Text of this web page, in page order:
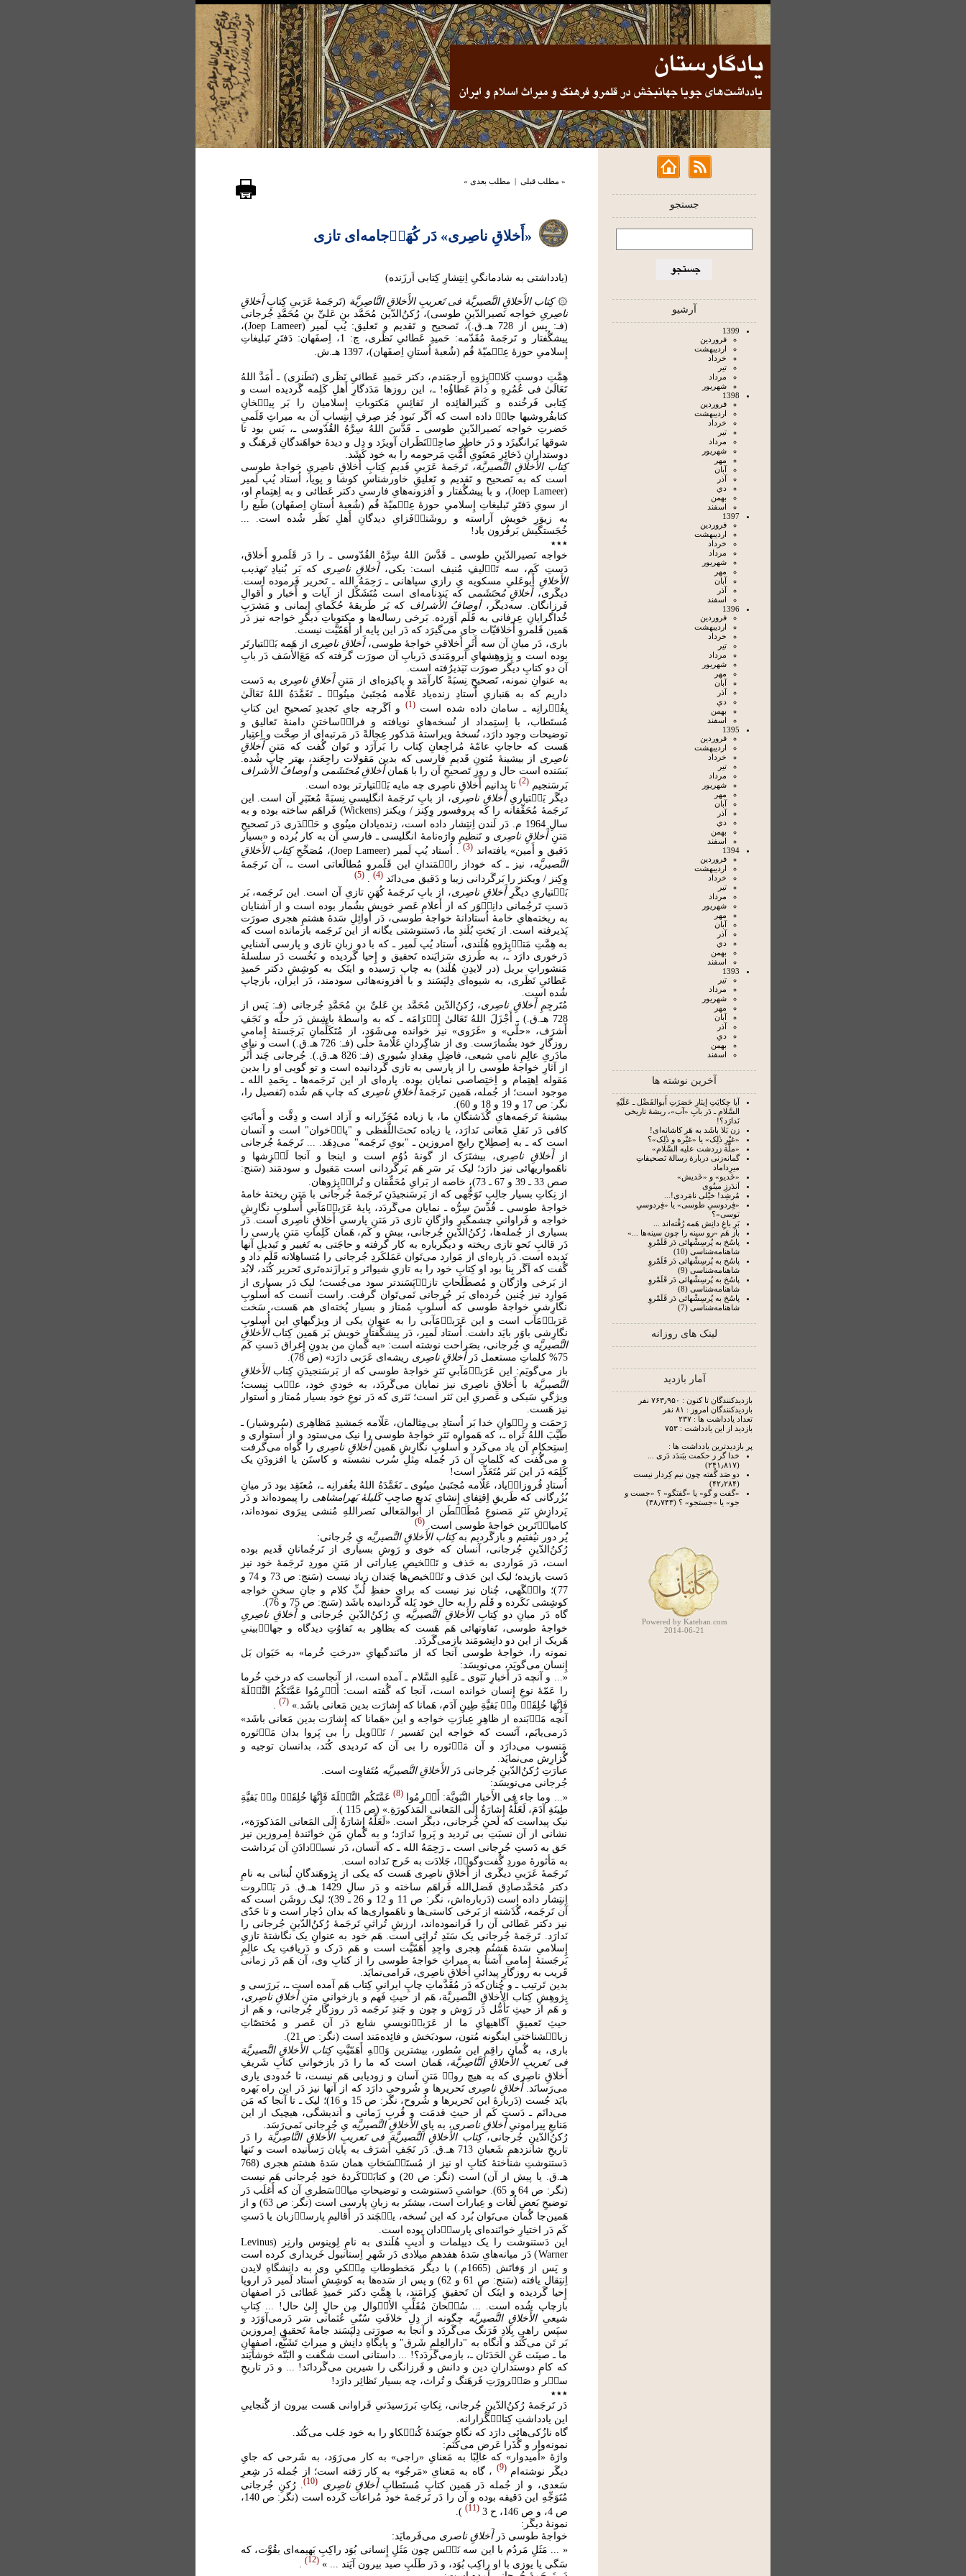
جستجو
آرشیو
1399
فروردين
ارديبهشت
خرداد
تير
مرداد
شهريور
1398
فروردين
ارديبهشت
خرداد
تير
مرداد
شهريور
مهر
آبان
آذر
دي
بهمن
اسفند
1397
فروردين
ارديبهشت
خرداد
مرداد
شهريور
مهر
آبان
آذر
اسفند
1396
فروردين
ارديبهشت
خرداد
تير
مرداد
شهريور
مهر
آبان
آذر
دي
بهمن
اسفند
1395
فروردين
ارديبهشت
خرداد
تير
مرداد
شهريور
مهر
آبان
آذر
دي
بهمن
اسفند
1394
فروردين
ارديبهشت
خرداد
تير
مرداد
شهريور
مهر
آبان
آذر
دي
بهمن
اسفند
1393
تير
مرداد
شهريور
مهر
آبان
آذر
دي
بهمن
اسفند
آخرین نوشته ها
آیا حِکایَتِ إیثارِ حَضرَتِ أَبوالفَضْل ـ عَلَیْهِ
السَّلام ـ دَر بابِ «آب»، ریشۀ تاریخی
نَدارَد؟!
زن بَلا باشَد به هَر کاشانه‌ای!
«غیْرِ ذٰلِک» یا «غیْره و ذٰلِک»؟
«ملَّة زردشت علیه السَّلام»
گمانه‌زنی دربارۀ رسالۀ تَصحیفاتِ
میرِداماد
«خَدیو» و «خَدیش»
اَندَرزِ مینُوی
مُرشِد! خیْلی نامَردی!...
«فِردوسیِ طوسی» یا «فِردوسیِ
توسی»؟
بَرِ باغِ دانِش هَمه رُفْته‌‏اند ...
باز هَم «رو سینه را چون سینه‌ها ...»
پاسُخ به پُرسِشْهائی دَر قَلَمْروِ
شاهنامه‌شناسی (10)
پاسُخ به پُرسِشْهائی دَر قَلَمْروِ
شاهنامه‌شناسی (9)
پاسُخ به پُرسِشْهائی دَر قَلَمْروِ
شاهنامه‌شناسی (8)
پاسُخ به پُرسِشْهائی دَر قَلَمْروِ
شاهنامه‌شناسی (7)
لینک های روزانه
آمار بازدید
بازدیدکنندگان تا کنون : ۷۶۳٫۹۵۰ نفر
بازدیدکنندگان امروز : ۸۱ نفر
تعداد یادداشت ها : ۲۳۷
بازدید از این یادداشت : ۷۵۳
پر بازدیدترین یادداشت ها :
خدا گر ز حکمت ببَندَد دَری ...
(۲۴۱٫۸۱۷)
دو صَد گُفته چون نیم کِردار نیست
(۴۲٫۲۸۴)
«گفت و گو» یا «گفتگو» ؟ «جست و
جو» یا «جستجو» ؟ (۳۸٫۷۴۳)
Powered by Kateban.com
2014-06-21
« مطلب قبلی | مطلب بعدی »
«أَخلاقِ ناصِری» دَر کُهَن۟‌جامه‌ای تازی
(یادداشتی به شادمانگیِ اِنتِشارِ کِتابی اَرزَنده)
۞کِتاب الأَخلاقِ النَّصیریَّة فی تَعریبِ الأَخلاقِ النَّاصِریَّة (تَرجَمۀ عَرَبیِ کِتابِأَخلاقِ
ناصِریِ خواجه نَصیرالدّینِ طوسی)، رُکنُ‌الدّین مُحَمَّد بنِ عَلیِّ بنِ مُحَمَّدِ جُرجانی
(فـ: پس از 728 هـ.ق.)، تَصحیح و تَقدیم و تَعلیق: یُپ لَمیر (Joep Lameer)،
پیشگُفتار و تَرجَمۀ مُقَدّمه: حَمیدِ عَطائیِ نَظَری، چ: 1، اِصفَهان: دَفتَرِ تَبلیغاتِ
إِسلامیِ حوزۀ عِل۟میّۀ قُم (شُعبۀ اُستانِ اِصفَهان)، 1397 هـ.ش.
هِمَّتِ دوستِ کَلام۟‌پِژوهِ اَرجمَندم، دکتر حَمیدِ عَطائیِ نَظَری (نَطَنزی) ـ أَمَدَّ اللهُ
تَعَالَیٰ فی عُمُرِهِ و دامَ عَطاؤُه! ـ، این روزها مَدَدگارِ أَهلِ کَلِمه گَردیده است و
کِتابی فَرخُنده و کَثیرالفائِده از نَفائِسِ مَکتوباتِ إِسلامیان را بَر پیش۟خانِ
کتابفُروشیها جای۟ داده است که اَگَر نَبود جُز صِرفِ اِنتِسابِ آن به میراثِ قَلَمیِ
حَضرتِ خواجه نَصیرالدّینِ طوسی ـ قَدَّسَ اللهُ سِرَّهُ القُدّوسی ـ، بَس بود تا
شوقها بَرانگیزَد و دَر خاطِرِ صاحِب۟نَظَران آویزَد و دِل و دیدۀ خواهَندگانِ فَرهَنگ و
دوستدارانِ ذَخائِرِ مَعنَویِ أُمَّتِ مَرحومه را به خود کَشَد.
کِتاب الأَخلاقِ النَّصیریَّة، تَرجَمۀ عَرَبیِ قَدیمِ کِتابِ أَخلاقِ ناصِریِ خواجۀ طوسی
است که به تَصحیح و تَقدیم و تَعلیقِ خاورشناسِ کوشا و پویا، اُستاد یُپ لَمیر
(Joep Lameer)، و با پیشگُفتار و اَفزونه‌هایِ فارسیِ دکتر عَطائی و به اِهتِمامِ او،
از سویِ دَفتَرِ تَبلیغاتِ إِسلامیِ حوزۀ عِل۟میّۀ قُم (شُعبۀ اُستانِ اِصفَهان) طَبع را
به زیوَرِ خویش آراسته و روشَنیٖ‌فَزایِ دیدگانِ أَهلِ نَظَر شُده است. ...
خُجَستگیش بَرفُزون باد!
٭٭٭
خواجه نَصیرالدّینِ طوسی ـ قَدَّسَ اللهُ سِرَّهُ القُدّوسی ـ را دَر قَلَمروِ أَخلاق،
دَستِ کَم، سه تَأ۟لیفِ مُنیف است: یکی،أَخلاقِ ناصِری که بَر بُنیادِتَهذیب
الأَخلاقِ أَبوعَلیِ مسکویه یِ رازیِ سپاهانی ـ رَحِمَهُ الله ـ تَحریر فَرموده است.
دیگَری،أَخلاقِ مُحتَشَمی که پَندنامه‌ای است مُتَشَکِّل از آیات و أَخبار و أَقوالِ
فَرزانگان. سه‌دیگَر،أوصافُ الأَشراف که بَر طَریقۀ حُکَمایِ إیمانی و مَشرَبِ
خُداگرایانِ عِرفانی به قَلَم آوَرده. بَرخی رساله‌ها و مکتوباتِ دیگرِ خواجه نیز دَر
هَمین قَلمروِ أَخلاقیّات جای می‌گیرَد که دَر این پایه از أَهَمّیَّت نیست.
باری، دَر میانِ آن سه أَثَرِ أَخلاقیِ خواجۀ طوسی، أَخلاقِ ناصِری از هَمه بَخ۟تیارتَر
بوده است و پِژوهِشهایِ آبرومَندی دَربابِ آن صورَت گرفته که مَعَ‌الأَسَف دَر بابِ
آن دو کتابِ دیگر صورَت نَپَذیرُفته است.
به عنوانِ نمونه، تَصحیحِ نِسبَةً کارآمَد و پاکیزه‌ای از مَتنِأَخلاقِ ناصِری به دَست
داریم که به هَنبازیِ اُستادِ زنده‌یاد عَلّامه مُجتَبیٰ مینُویٖ ـ تَغَمَّدَهُ اللهُ تَعَالَیٰ
بِغُف۟رانِه ـ سامان داده شده است 1
و اَگَرچه جایِ تَجدیدِ تَصحیحِ این کتابِ
مُستَطاب، با اِستِمداد از نُسخه‌هایِ نویافته و فراخ۟‌ساختنِ دامنۀ تَعالیق و
توضیحات وجود دارَد، نُسخۀ ویراستۀ مَذکور عِجالةً دَر مَرتبه‌ای از صِحَّت و اِعتِبار
هَست که حاجاتِ عامّۀ مُراجِعانِ کِتاب را بَرآرَد و تَوان گُفت که مَتنِ أَخلاقِ
ناصِری از بیشینۀ مُتونِ قَدیمِ فارسی که بدین مَقولات راجِعَند، بهتر چاپ شُده.
بَسَنده است حال و روزِ تَصحیحِ آن را با هَمانأَخلاقِ مُحتَشَمی وأوصافُ الأَشراف
بَرسَنجیم 2 تا بدانیم أَخلاقِ ناصِری چه مایه بَخ۟تیارتر بوده است.
دیگَر بَخ۟تیاریِأَخلاقِ ناصِری، از بابِ تَرجَمۀ انگلیسیِ نِسبَةً مُعتَبَرِ آن است. این
تَرجَمۀ مُحَقِّقانه را که پروفسور وِکِنز / ویکنز (Wickens) فَراهَم ساخته بوده و به
سالِ 1964 م. دَر لَندن اِنتِشار داده است، زنده‌یادان مینُوی و حَی۟دَری دَر تَصحیحِ
مَتنِأَخلاقِ ناصِری و تَنظیمِ واژه‌نامۀ انگلیسی ـ فارسیِ آن به کار بُرده و «بسیار
دَقیق و أَمین» یافته‌اند 3 . اُستاد یُپ لَمیر (Joep Lameer)، مُصَحِّحِ
کِتاب الأَخلاقِ
النَّصیریَّه، نیز ـ که خوداز رای۟مَندانِ این قَلَمروِ مُطالَعاتی است ـ، آن تَرجَمۀ
وِکِنز / ویکنز را بَرگَردانی زیبا و دَقیق می‌دانَد 4
.
5
بَخ۟تیاریِ دیگَرِأَخلاقِ ناصِری، از بابِ تَرجَمۀ کُهَنِ تازیِ آن است. این تَرجَمه، بَر
دَستِ تَرجُمانی دانِش۟وَر که از أَعلامِ عَصرِ خویش بشُمار بوده است و از آشنایان
به ریخته‌هایِ خامۀ اُستادانۀ خواجۀ طوسی، دَر أَوائِلِ سَدۀ هشتمِ هجری صورَت
پَذیرفته است. از بَختِ بُلَندِ ما، دَستنوشتی یگانه از این تَرجَمه بازمانده است که
به هِمَّتِ مَتن۟‌پِژوهِ هُلَندی، اُستاد یُپ لَمیر ـ که با دو زبانِ تازی و پارسی آشناییِ
دَرخوری دارَد ـ، به طَرزی سَزایَنده تَحقیق و إِحیا گَردیده و نَخُست دَر سلسلۀ
مَنشوراتِ بریل (در لایدِنِ هُلَند) به چاپ رَسیده و اینَک به کوشِشِ دکتر حَمیدِ
عَطائیِ نَظَری، به شیوه‌ای دِلپَسَند و با اَفزونه‌هائی سودمند، دَر ایران، بازچاپ
شُده است.
مُتَرجِمِأَخلاقِ ناصِری، رُکنُ‌الدّین مُحَمَّد بنِ عَلیِّ بنِ مُحَمَّدِ جُرجانی (فـ: پَس از
728 هـ.ق.) ـ أَجْزَلَ اللهُ تَعَالىٰ إِك۟رَامَه ـ که به واسطۀ باشِش دَر حلّه و نَجَفِ
أَشرَف، «حلّی» و «غَرَوی» نیز خوانده می‌شَوَد، از مُتَکَلِّمانِ بَرجَستۀ إِمامیِ
روزگارِ خود بشُمارَست. وی از شاگِردانِ عَلّامۀ حلّی (فـ: 726 هـ.ق.) است و نیایِ
مادَریِ عالِمِ نامیِ شیعی، فاضِلِ مِقدادِ سُیوری (فـ: 826 هـ.ق.). جُرجانی چَند أَثَر
از آثارِ خواجۀ طوسی را از پارسی به تازی گَردانیده است و تو گویی او را بدین
مَقوله اِهتِمام و اِختِصاصی نمایان بوده. پاره‌ای از این تَرجَمه‌ها ـ بِحَمدِ الله ـ
موجود است؛ از جُمله، هَمین تَرجَمۀأَخلاقِ ناصِری که چاپ هَم شُده (تَفصیل را،
نگر: ص 17 و 19 و 18 و 60).
بیشینۀ تَرجَمه‌هایِ گُذَشتگانِ ما، یا زیاده مُحَرِّرانه و آزاد است و دِقَّت و أَمانَتِ
کافی دَر نَقلِ مَعانی نَدارَد، یا زیاده تَحتَ‌اللَّفظی و "پای۟‌خوان" است و آنسان
است که ـ به اِصطِلاحِ رایجِ امروزین ـ "بویِ تَرجَمه" می‌دِهَد. ... تَرجَمۀ جُرجانی
ازأَخلاقِ ناصِری، بیشتَرَک از گونۀ دُوُم است و اینجا و آنجا لَغ۟زِشها و
ناهَمواریهائی نیز دارَد؛ لیک بَر سَرِ هَم بَرگَردانی است مَقبول و سودمَند (سَنج:
صص 33 ـ 39 و 67 ـ 73)، خاصه از بَرایِ مُحَقِّقان و تُراث۟‌پِژوهان.
از نِکاتِ بسیار جالِبِ تَوَجُّهی که از بَرسَنجیدَنِ تَرجَمۀ جُرجانی با مَتنِ ریختۀ خامۀ
خواجۀ طوسی ـ قُدِّسَ سِرُّه ـ نمایان می‌گَردَد، پایۀ عَرَبیٖ‌مَآبیِ أُسلوبِ نگارِشِ
خواجه و فَراوانیِ چشمگیرِ واژگانِ تازی دَر مَتنِ پارسیِ أَخلاقِ ناصِری است. دَر
بسیاری از جُمله‌ها، رُکنُ‌الدّینِ جُرجانی، بیش و کَم، هَمان کَلِماتِ مَتنِ پارسی را
دَر قالبِ نَحوِ تازی ریخته و دیگرباره به کار گرفته و حاجَتی به تَغییر و تَبدیلِ آنها
نَدیده است. دَر پاره‌ای از مَوارد می‌تَوان عَمَلکَردِ جُرجانی را مُتساهِلانه قَلَم داد و
گُفت که اَگَر بِنا بود او کِتابِ خود را به تازیِ شیواتَر و بَرازَنده‌تَری تَحریر کُنَد، لابُد
از بَرخی واژگان و مُصطَلَحاتِ تازیٖ‌پَسَندتر سود می‌جُست؛ لیک دَر بسیاری از
مَوارِد نیز چُنین خُرده‌ای بَر جُرجانی نَمی‌تَوان گرفت. راست آنست که أُسلوبِ
نگارِشیِ خواجۀ طوسی که أُسلوبِ مُمتاز و بسیار پُخته‌ای هم هَست، سَخت
عَرَبیٖ‌مَآب است و این عَرَبیٖ‌مَآبی را به عنوانِ یکی از ویژگیهایِ این أُسلوبِ
نگارِشی باوَر بایَد داشت. اُستاد لَمیر، دَر پیشگُفتارِ خویش بَر هَمین کِتابالأَخلاقِ
النَّصیریَّه یِ جُرجانی، بصَراحت نوشته است: «به گمانِ من بدونِ إِغراق دَستِ کَم
75% کلماتِ مستعمل دَر
أَخلاقِ ناصِری ریشه‌ای عَرَبی دارَد» (ص 78).
باز می‌گویَم: این عَرَبیٖ‌مَآبیِ نَثرِ خواجۀ طوسی که از بَرسَنجیدَنِ کِتابالأَخلاقِ
النَّصیریَّة با أَخلاقِ ناصِری نیز نمایان می‌گَردَد، به خودیِ خود، عی۟ب نیست؛
ویژگیِ سَبکی و عَصریِ این نَثر است؛ نَثری که دَر نوعِ خود بسیار مُمتاز و اُستوار
نیز هَست.
رَحمَت و رِض۟وانِ خدا بَر اُستادِ بی‌مِثالمان، عَلّامه جَمشیدِ مَظاهِری (سُروشیار) ـ
طَیَّبَ اللهُ ثَراه ـ، که هَمواره نَثرِ خواجۀ طوسی را نیک می‌ستود و از اُستواری و
اِستِحکامِ آن یاد می‌کَرد و أُسلوبِ نگارِشِ هَمین أَخلاقِ ناصِری را گُواه می‌گرفت
و می‌گُفت که کَلماتِ آن دَر جُمله مِثلِ سُرب نشسته و کاستَن یا افزودَنِ یک
کَلِمَه دَر این نَثر مُتَعَذِّر است!
اُستادِ فُروزان۟‌یاد، عَلّامه مُجتَبیٰ مینُوی ـ تَغَمَّدَهُ اللهُ بغُفرانِه ـ، مُعتَقِد بود دَر میانِ
بُزُرگانی که طَریقِ اِقتِفایِ إِنشایِ بَدیعِ صاحِبِکَلیلۀ بَهرامشاهی را پیموده‌اند و دَر
پَردازِشِ نَثرِ مَصنوعِ مُطَن۟طَن از أَبوالمَعالی نَصراللهِ مُنشی پیرَوی نموده‌اند،
کامیاب۟‌تَرین خواجۀ طوسی است. 6
پُر دور نیُفتیم و بازگَردیم بهکِتاب الأَخلاقِ النَّصیریَّه یِ جُرجانی:
رُکنُ‌الدّینِ جُرجانی، آنسان که خوی و رَوِشِ بسیاری از تَرجُمانانِ قَدیم بوده
است، دَر مَواردی به حَذف و تَل۟خیصِ عِباراتی از مَتنِ موردِ تَرجَمۀ خود نیز
دَست یازیده؛ لیک این حَذف و تَل۟خیص‌ها چَندان زیاد نیست (سَنج: ص 73 و 74 و
77)؛ وان۟گَهی، چُنان نیز نیست که برایِ حفظِ لُبِّ کلام و جانِ سخنِ خواجه
کوشِشی نَکَرده و قَلَم را به حالِ خود یَله گَردانیده باشَد (سَنج: ص 75 و 76).
گاه دَر میانِ دو کِتابِالأَخلاقِ النَّصیریَّه یِ رُکنُ‌الدّینِ جُرجانی وأَخلاقِ ناصِریِ
خواجۀ طوسی، تَفاوتهائی هَم هَست که بظاهِر به تَفاوُتِ دیدگاه و جهان۟‌بینیِ
هَریک از این دو دانِشومَند بازمی‌گَردَد.
نمونه را، خواجۀ طوسی آنجا که از مانَندگیهایِ «درختِ خُرما» به حَیَوان بَل
إِنسان می‌گویَد، می‌نویسَد:
«... و آنچه دَر أَخبارِ نَبَوی ـ عَلَیهِ السَّلام ـ آمده است، از آنجاست که درختِ خُرما
را عَمّۀ نوعِ إِنسان خوانده است، آنجا که گُفته است: أَک۟رِمُوا عَمَّتَکُمُ النَّخ۟لَةَ
فَإِنَّهَا خُلِقَت۟ مِن۟ بَقیَّةِ طِینِ آدَم، هَمانا که إِشارَت بدین مَعانی باشَد.» 7
آنچه مَن۟‌بَنده از ظاهِرِ عِبارَتِ خواجه و این «هَمانا که إِشارَت بدین مَعانی باشَد»
دَرمی‌یابَم، آنَست که خواجه این تَفسیر / تَأ۟ویل را بی پَروا بدان مَأ۟ثوره
مَنسوب می‌دارَد و آن مَأ۟ثوره را بی آن که تَردیدی کُنَد، بدانسان توجیه و
گُزارِش می‌نمایَد.
عبارَتِ رُکنُ‌الدّینِ جُرجانی دَرالأَخلاقِ النَّصیریَّه مُتَفاوِت است.
جُرجانی می‌نویسَد:
«... وما جاء فی الأَخبار النَّبَویَّة: أَک۟رِمُوا 8
عَمَّتَکُم النَّخ۟لَةَ فَإِنَّهَا خُلِقَت۟ مِن۟ بَقیَّةِ
طِینَةِ آدَمَ، لَعَلَّهُ إِشارَةٌ إِلَی المَعانی المَذکورَةِ.» (ص 115 ).
نیک پیداست که لَحنِ جُرجانی، دیگَر است. «لَعَلَّهُ إِشارَةٌ إِلَی المَعانی المَذکورَة»،
نشانی از آن نسبَتِ بی تَردید و پَروا نَدارَد؛ و به گُمانِ مَنِ خوانَندۀ اِمروزین نیز
حَق به دَستِ جُرجانی است ـ رَحِمَهُ الله ـ که آنسان، دَر نسبت۟‌دادَنِ آن بَرداشت
به مَأثورۀ موردِ گُفت‌وگوی۟، جَلادَت به خَرج نَداده است.
تَرجَمۀ عَرَبیِ دیگَری از أَخلاقِ ناصِری هَست که یکی از پِژوهَندگانِ لُبنانی به نامِ
دکتر مُحَمَّدصادِق فَضل‌الله فَراهَم ساخته و دَر سالِ 1429 هـ.ق. دَر بَی۟روت
اِنتِشار داده است (دَرباره‌اش، نگر: ص 11 و 12 و 26 ـ 39)؛ لیک روشَن است که
آن تَرجَمه، گُذَشته از بَرخی کاستی‌ها و ناهَمواری‌ها که بدان دُچار است و تا حَدّی
نیز دکتر عَطائی آن را فَرانموده‌اند، ارزشِ تُراثیِ تَرجَمۀ رُکنُ‌الدّینِ جُرجانی را
نَدارَد. تَرجَمۀ جُرجانی یک سَنَدِ تُراثی است. هَم خود به عنوانِ یک نگاشتۀ تازیِ
إِسلامیِ سَدۀ هَشتُمِ هِجری واجِدِ أَهَمّیَّت است و هَم دَرک و دَریافتِ یک عالِمِ
بَرجَستۀ إِمامیِ آشنا به میراثِ خواجۀ طوسی را از کتابِ وی، آن هَم دَر زمانی
قَریب به روزگارِ پیدائیِ أَخلاقِ ناصِری، فَرامی‌نمایَد.
بدین تَرتیب ـ و چُنان‌که دَر مُقَدَّماتِ چاپِ ایرانیِ کِتاب هَم آمده است ـ، بَررَسی و
پِژوهِشِ کِتاب الأَخلاقِ النَّصیریَّة، هَم از حیثِ فَهم و بازخوانیِ متنِأَخلاقِ ناصِری،
و هَم از حیثِ تَأَمُّل دَر رَوِش و چون و چَندِ تَرجَمه دَر روزگارِ جُرجانی، و هَم از
حیثِ تَعمیقِ آگاهیهایِ ما از عَرَبیٖ‌نویسیِ شایع دَر آن عَصر و مُختصّاتِ
زبان۟شناختیِ اینگونه مُتون، سودبَخش و فائِده‌مَند است (نگر: ص 21).
باری، به گُمانِ راقِمِ این سُطور، بیشترین وَج۟هِ أَهَمّیَّتِکِتاب الأَخلاقِ النَّصیریَّة
فی تَعریبِ الأَخلاقِ النَّاصِریَّة، هَمان است که ما را دَر بازخوانیِ کتابِ شَریفِ
أَخلاقِ ناصِری که به هیچ روی۟ مَتنِ آسان و زودیابی هَم نیست، تا حُدودی یاری
می‌رَسانَد.أَخلاقِ ناصِری تَحریرها و شُروحی دارَد که از آنها نیز دَر این راه بَهره
بایَد جُست (دَربارۀ این تَحریرها و شُروح، نگَر: ص 15 و 16)؛ لیک ـ تا آنجا که مَن
می‌دانَم ـ دَستِ کَم از حیثِ قدمَت و قُربِ زَمانی و اَندیشگی، هیچیک از این
مَنابعِ پیرامونیِأَخلاقِ ناصری، به پایِالأَخلاقِ النَّصیریَّه یِ جُرجانی نَمی‌رَسَد.
رُکنُ‌الدّینِ جُرجانی،کِتاب الأَخلاقِ النَّصیریَّة فی تَعریبِ الأَخلاقِ النَّاصِریَّة را دَر
تاریخِ شانزدهمِ شَعبانِ 713 هـ.ق. دَر نَجَفِ أَشرَف به پایان رَسانیده است و تَنها
دَستنوشتِ شناختۀ کتابِ او نیز از مُستَن۟سَخاتِ همان سَدۀ هشتمِ هجری (768
هـ.ق. یا پیش از آن) است (نگر: ص 20) و کتابَت۟‌کَردۀ خودِ جُرجانی هَم نیست
(نگر: ص 64 و 65). حواشیِ دَستنوشت و توضیحاتِ میان۟‌سَطریِ آن که أَغلَب دَر
توضیحِ بَعضِ لُغات و عِبارات است، بیشتَر به زبانِ پارسی است (نگر: ص 63) و از
هَمین‌جا گُمان می‌تَوان بُرد که این نُسخه، یک۟چَند دَر أَقالیمِ پارسیٖ‌زبان یا دَستِ
کَم دَر اختیارِ خوانَنده‌ای پارسیٖ‌دان بوده است.
این دَستنوشت را یک دیپلمات و أَدیبِ هُلَندی به نامِ لِوینوس وارنِر (Levinus
Warner) دَر میانه‌هایِ سَدۀ هفدهمِ میلادی دَر شَهرِ اِستانبول خَریداری کرده است
و پَس از وَفاتَش (1665م.) با دیگر مَخطوطاتِ مِل۟کیِ وی به دانِشگاهِ لایدن
اِنتِقال یافته (سَنج: ص 61 و 62) و پس از سَده‌ها به کوشِشِ اُستاد لَمیر دَر اروپا
إِحیا گَردیده و اینَک آن تَحقیقِ کِرامَند، با هِمَّتِ دکتر حَمیدِ عَطائی دَر اصفهان
بازچاپ شُده است. ... سُب۟حانَ مُقَلِّبِ الأَح۟وال مِن حالٍ إِلیٰ حال! ... کِتابِ
شیعیِالأَخلاقِ النَّصیریَّه چگونه از دِلِ خلافَتِ سُنّیِ عُثمانی سَر دَرمی‌آوَرَد و
سپَس راهیِ بِلادِ فَرَنگ می‌گَردَد و آنجا به صورَتی دِلپَسَند جامۀ تَحقیقِ اِمروزین
بَر تَن می‌کُنَد و آنگاه به "دارالعِلمِ شَرق" و پایگاهِ دانِش و میراثِ تَشَیُّع، اصفهانِ
ما ـ صینَت عَنِ الحَدَثان ـ، بازمی‌گَردَد؟! ... داستانی است شگفت و البَتّه خوشآیَند
که کامِ دوستدارانِ دین و دانش و فَرزانگی را شیرین می‌گَردانَد! ... و دَر تاریخِ
سی۟ر و صَی۟رورَتِ فَرهَنگ و تُراث، چه بسیار نَظائِر دارَد!
٭٭٭
دَر تَرجَمۀ رُکنُ‌الدّینِ جُرجانی، نِکاتِ بَررَسیدَنیِ فَراوانی هَست بیرون از گُنجاییِ
این یادداشتِ کِتاب۟گُزارانه.
گاه نازُکی‌هائی دارَد که نگاهِ جویَندۀ کُنج۟کاو را به خود جَلب می‌کُنَد.
نمونه‌وار و گُذَرا عَرض می‌کُنَم:
واژۀ «اُمیدوار» که غالِبًا به مَعنایِ «راجی» به کار می‌رَوَد، به شَرحی که جایِ
دیگَر نوشته‌ام 9
، گاه به مَعنایِ «مَرجُو» به کار رَفته است؛ از جُمله دَر شِعرِ
سَعدی، و از جُمله دَر هَمین کتابِ مُستَطابِأَخلاقِ ناصِری 10 . رُکنِ جُرجانی
مُتَوَجِّهِ این دَقیقه بوده و آن را دَر تَرجَمۀ خود مُراعات کَرده است (نگر: ص 140،
ص 4، و ص 146، ح 3
11
).
نمونۀ دیگَر:
خواجۀ طوسی دَرأَخلاقِ ناصری می‌فَرمایَد:
« ... مَثَلِ مَردُم با این سه نَف۟س چون مَثَلِ إِنسانی بُوَد راکِبِ بَهیمه‌ای بقُوَّت، که
سَگی یا یوزی با او راکِب بُوَد، و دَر طَلَبِ صید بیرون آیَند ... » 12